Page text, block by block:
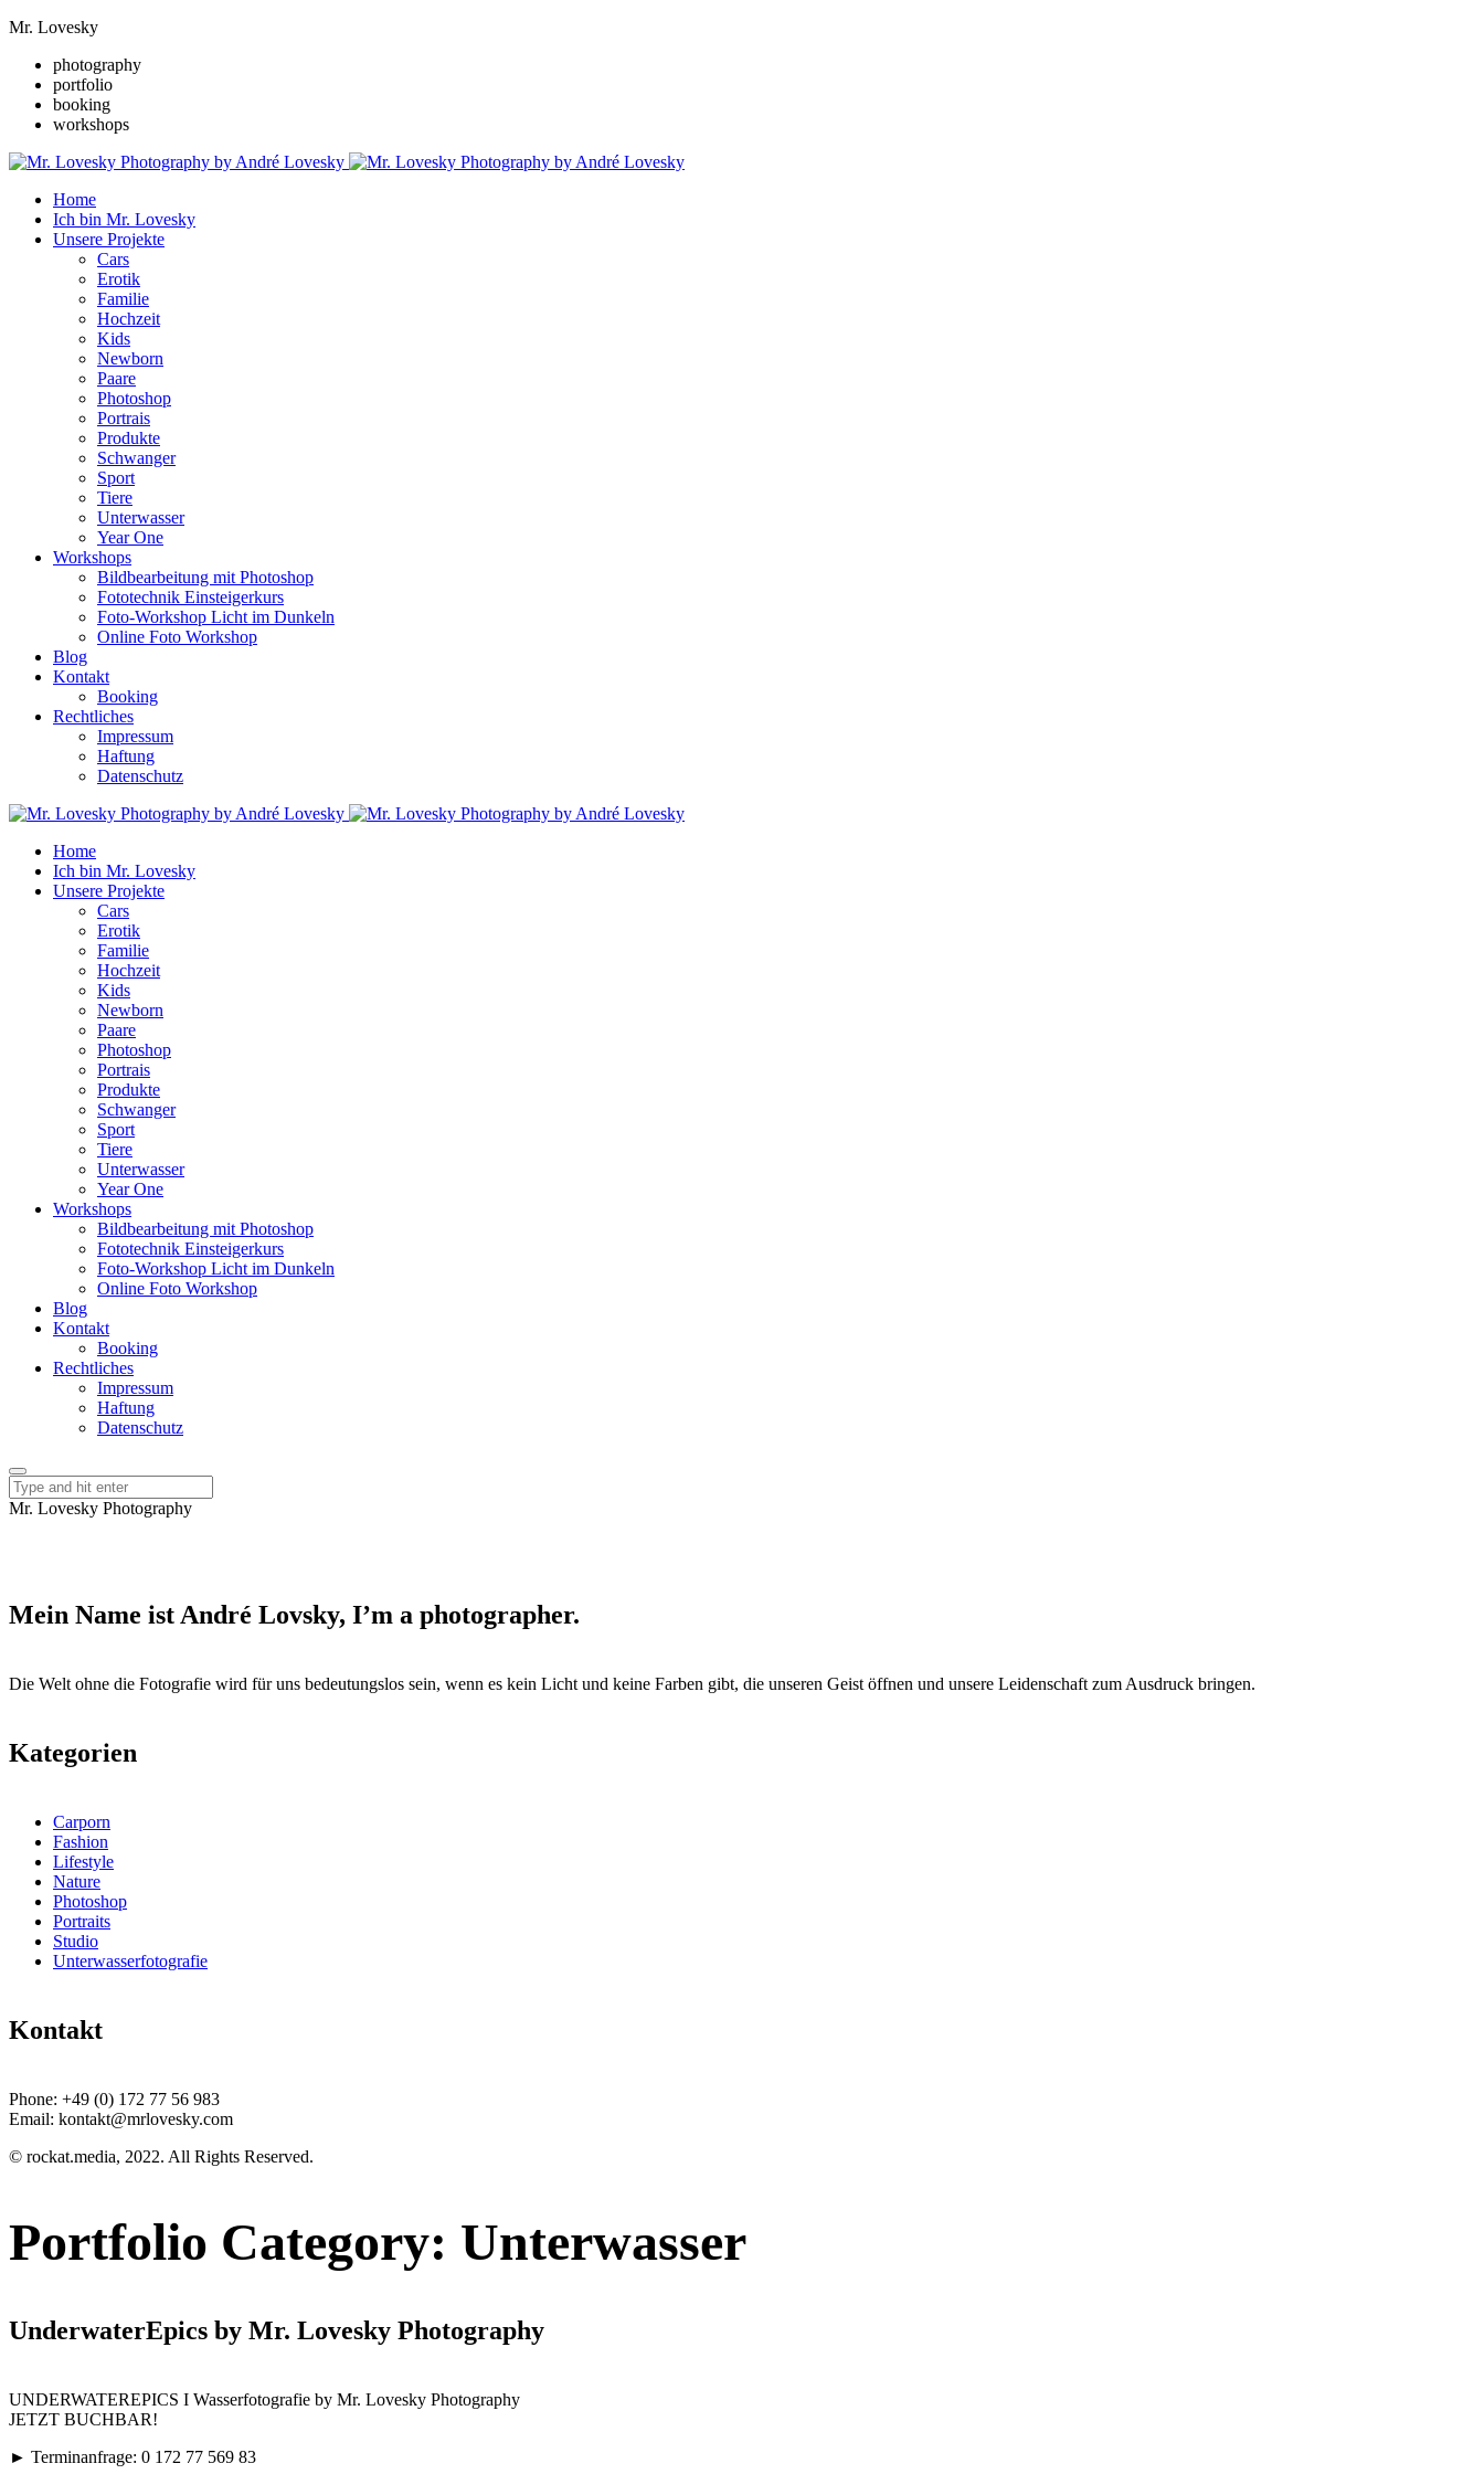
Mr. Lovesky
photography
portfolio
booking
workshops
Home
Ich bin Mr. Lovesky
Unsere Projekte
Cars
Erotik
Familie
Hochzeit
Kids
Newborn
Paare
Photoshop
Portrais
Produkte
Schwanger
Sport
Tiere
Unterwasser
Year One
Workshops
Bildbearbeitung mit Photoshop
Fototechnik Einsteigerkurs
Foto-Workshop Licht im Dunkeln
Online Foto Workshop
Blog
Kontakt
Booking
Rechtliches
Impressum
Haftung
Datenschutz
Home
Ich bin Mr. Lovesky
Unsere Projekte
Cars
Erotik
Familie
Hochzeit
Kids
Newborn
Paare
Photoshop
Portrais
Produkte
Schwanger
Sport
Tiere
Unterwasser
Year One
Workshops
Bildbearbeitung mit Photoshop
Fototechnik Einsteigerkurs
Foto-Workshop Licht im Dunkeln
Online Foto Workshop
Blog
Kontakt
Booking
Rechtliches
Impressum
Haftung
Datenschutz
Mr. Lovesky Photography
Mein Name ist André Lovsky, I’m a photographer.
Die Welt ohne die Fotografie wird für uns bedeutungslos sein, wenn es kein Licht und keine Farben gibt, die unseren Geist öffnen und unsere Leidenschaft zum Ausdruck bringen.
Kategorien
Carporn
Fashion
Lifestyle
Nature
Photoshop
Portraits
Studio
Unterwasserfotografie
Kontakt
Phone: +49 (0) 172 77 56 983
Email: kontakt@mrlovesky.com
© rockat.media, 2022. All Rights Reserved.
Portfolio Category: Unterwasser
UnderwaterEpics by Mr. Lovesky Photography
UNDERWATEREPICS I Wasserfotografie by Mr. Lovesky Photography
JETZT BUCHBAR!
► Terminanfrage: 0 172 77 569 83